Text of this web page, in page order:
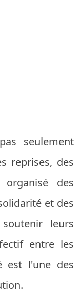
seulement
reprises, des
des
et des
leurs
entre les
est l'une des